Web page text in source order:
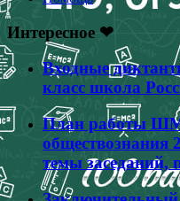
Интересное ❤
Входные
класс школа
План работы
обществознания
темы заседаний,